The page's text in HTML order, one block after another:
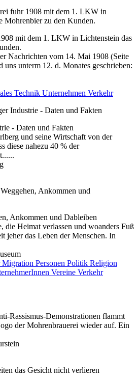
mit dem 1. LKW in Lichtenstein das
Nachrichten vom 14. Mai 1908 (Seite
unterm 12. d. Monates geschrieben:
Technik Unternehmen Verkehr
- Daten und Fakten
und seine Wirtschaft von der
diese nahezu 40 % der
Ankommen und Dableiben
die Heimat verlassen und woanders Fuß
jeher das Leben der Menschen. In
Migration Personen Politik Religion
Vereine Verkehr
Rassismus-Demonstrationen flammt
der Mohrenbrauerei wieder auf. Ein